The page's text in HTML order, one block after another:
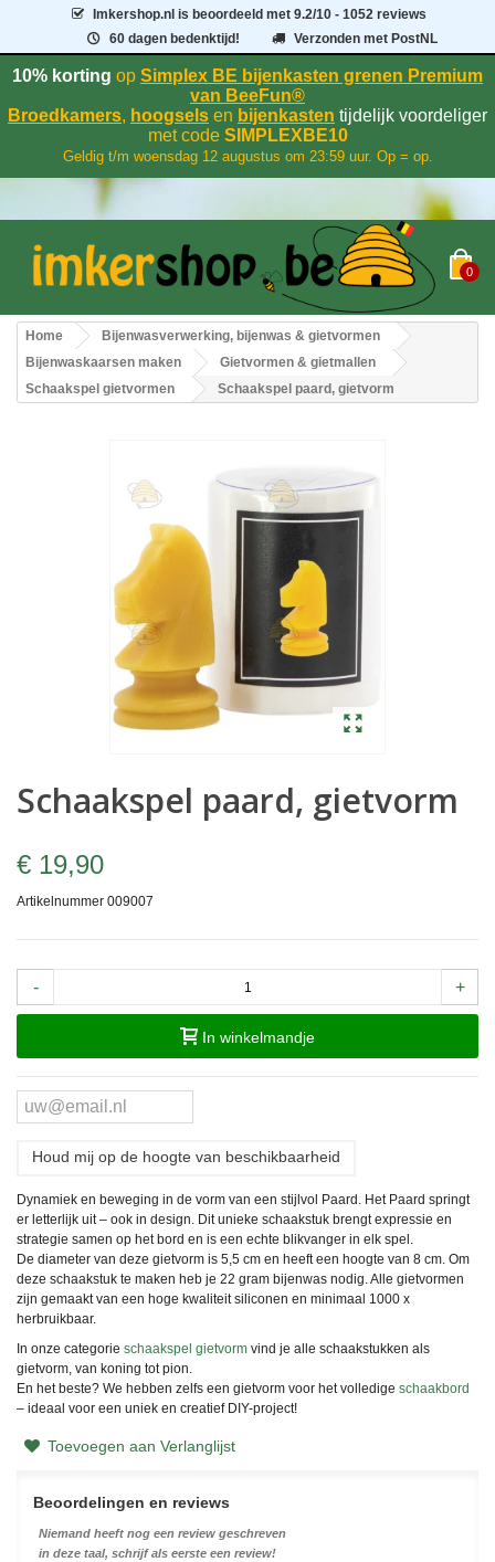
Imkershop.nl is beoordeeld met9.2/10 - 1052 reviews
60 dagen bedenktijd!
Verzonden met PostNL
10% korting op Simplex BE bijenkasten grenen Premium
van BeeFun®
Broedkamers, hoogsels en bijenkasten tijdelijk voordeliger
met codeSIMPLEXBE10
Geldig t/m woensdag 12 augustus om 23:59 uur. Op = op.
0
Home
Bijenwasverwerking, bijenwas & gietvormen
Bijenwaskaarsen maken
Gietvormen & gietmallen
Schaakspel gietvormen
Schaakspel paard, gietvorm
Schaakspel paard, gietvorm
€ 19,90
Artikelnummer 009007
- +
In winkelmandje
Houd mij op de hoogte van beschikbaarheid
Dynamiek en beweging in de vorm van een stijlvol Paard. Het Paard springt
er letterlijk uit – ook in design. Dit unieke schaakstuk brengt expressie en
strategie samen op het bord en is een echte blikvanger in elk spel.
De diameter van deze gietvorm is 5,5 cm en heeft een hoogte van 8 cm. Om
deze schaakstuk te maken heb je 22 gram bijenwas nodig. Alle gietvormen
zijn gemaakt van een hoge kwaliteit siliconen en minimaal 1000 x
herbruikbaar.
In onze categorie schaakspel gietvorm vind je alle schaakstukken als
gietvorm, van koning tot pion.
En het beste? We hebben zelfs een gietvorm voor het volledige schaakbord
– ideaal voor een uniek en creatief DIY-project!
Toevoegen aan Verlanglijst
Beoordelingen en reviews
Niemand heeft nog een review geschreven
in deze taal, schrijf als eerste een review!